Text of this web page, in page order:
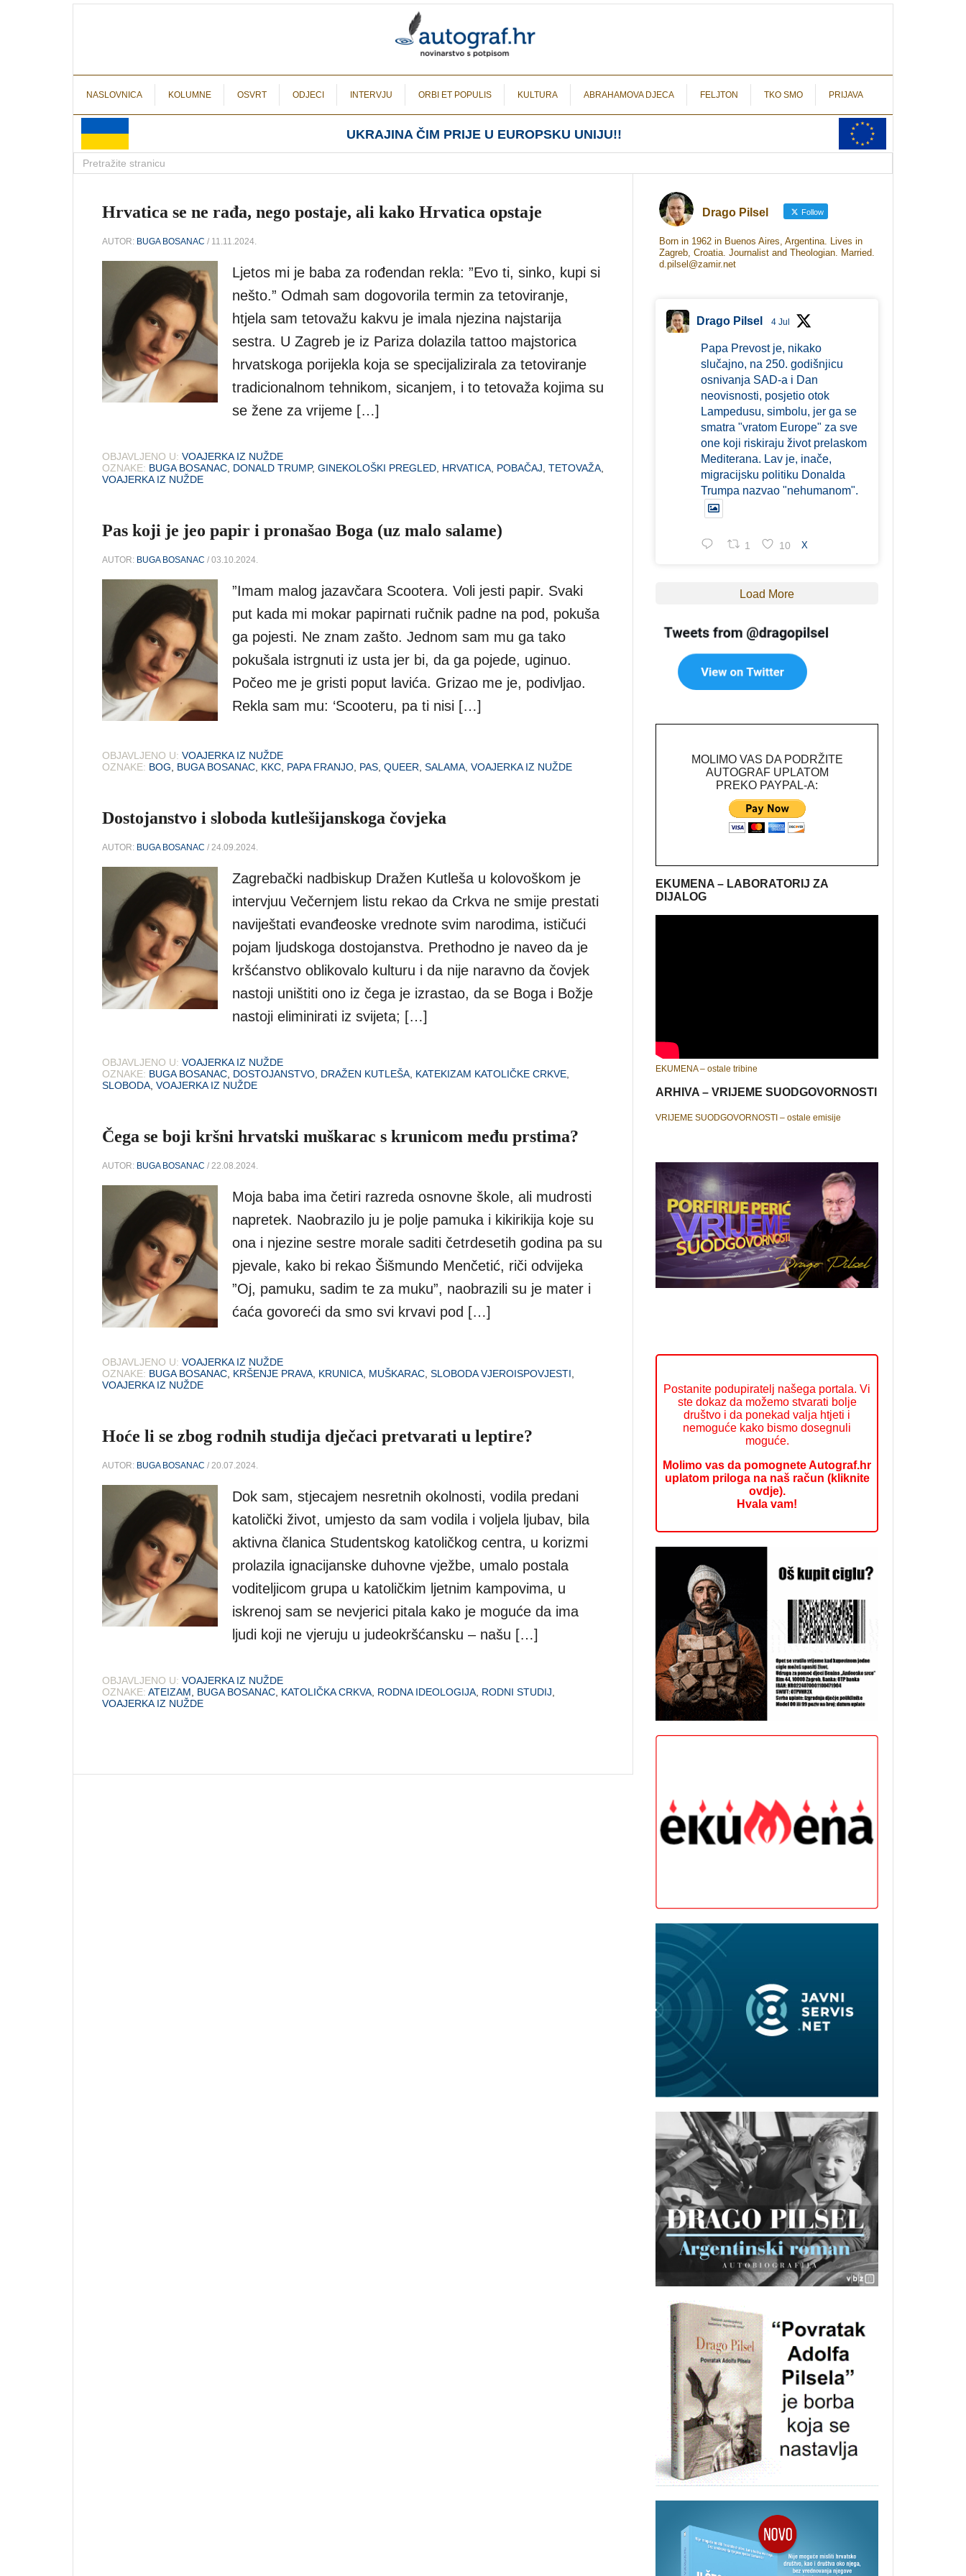
NASLOVNICA KOLUMNE OSVRT ODJECI INTERVJU ORBI ET POPULIS KULTURA ABRAHAMOVA DJECA FELJTON TKO SMO PRIJAVA
UKRAJINA ČIM PRIJE U EUROPSKU UNIJU!!
Hrvatica se ne rađa, nego postaje, ali kako Hrvatica opstaje
AUTOR: BUGA BOSANAC / 11.11.2024.
Ljetos mi je baba za rođendan rekla: ”Evo ti, sinko, kupi si
nešto.” Odmah sam dogovorila termin za tetoviranje,
htjela sam tetovažu kakvu je imala njezina najstarija
sestra. U Zagreb je iz Pariza dolazila tattoo majstorica
hrvatskoga porijekla koja se specijalizirala za tetoviranje
tradicionalnom tehnikom, sicanjem, i to tetovaža kojima su
se žene za vrijeme […]
OBJAVLJENO U: VOAJERKA IZ NUŽDE
OZNAKE: BUGA BOSANAC DONALD TRUMP, GINEKOLOŠKI PREGLED HRVATICA POBAČAJ TETOVAŽA
VOAJERKA IZ NUŽDE
Pas koji je jeo papir i pronašao Boga (uz malo salame)
AUTOR: BUGA BOSANAC / 03.10.2024.
”Imam malog jazavčara Scootera. Voli jesti papir. Svaki
put kada mi mokar papirnati ručnik padne na pod, pokuša
ga pojesti. Ne znam zašto. Jednom sam mu ga tako
pokušala istrgnuti iz usta jer bi, da ga pojede, uginuo.
Počeo me je gristi poput lavića. Grizao me je, podivljao.
Rekla sam mu: ‘Scooteru, pa ti nisi […]
OBJAVLJENO U: VOAJERKA IZ NUŽDE
OZNAKE: BOG, BUGA BOSANAC, KKC, PAPA FRANJO, PAS, QUEER, SALAMA, VOAJERKA IZ NUŽDE
Dostojanstvo i sloboda kutlešijanskoga čovjeka
AUTOR: BUGA BOSANAC / 24.09.2024.
Zagrebački nadbiskup Dražen Kutleša u kolovoškom je
intervjuu Večernjem listu rekao da Crkva ne smije prestati
naviještati evanđeoske vrednote svim narodima, ističući
pojam ljudskoga dostojanstva. Prethodno je naveo da je
kršćanstvo oblikovalo kulturu i da nije naravno da čovjek
nastoji uništiti ono iz čega je izrastao, da se Boga i Božje
nastoji eliminirati iz svijeta; […]
OBJAVLJENO U: VOAJERKA IZ NUŽDE
OZNAKE: BUGA BOSANAC, DOSTOJANSTVO, DRAŽEN KUTLEŠA, KATEKIZAM KATOLIČKE CRKVE,
SLOBODA, VOAJERKA IZ NUŽDE
Čega se boji kršni hrvatski muškarac s krunicom među prstima?
AUTOR: BUGA BOSANAC / 22.08.2024.
Moja baba ima četiri razreda osnovne škole, ali mudrosti
napretek. Naobrazilo ju je polje pamuka i kikirikija koje su
ona i njezine sestre morale saditi četrdesetih godina pa su
pjevale, kako bi rekao Šišmundo Menčetić, riči odvijeka
”Oj, pamuku, sadim te za muku”, naobrazili su je mater i
ćaća govoreći da smo svi krvavi pod […]
OBJAVLJENO U: VOAJERKA IZ NUŽDE
OZNAKE: BUGA BOSANAC KRŠENJE PRAVA KRUNICA MUŠKARAC SLOBODA VJEROISPOVJESTI
VOAJERKA IZ NUŽDE
Hoće li se zbog rodnih studija dječaci pretvarati u leptire?
AUTOR: BUGA BOSANAC / 20.07.2024.
Dok sam, stjecajem nesretnih okolnosti, vodila predani
katolički život, umjesto da sam vodila i voljela ljubav, bila
aktivna članica Studentskog katoličkog centra, u korizmi
prolazila ignacijanske duhovne vježbe, umalo postala
voditeljicom grupa u katoličkim ljetnim kampovima, u
iskrenoj sam se nevjerici pitala kako je moguće da ima
ljudi koji ne vjeruju u judeokršćansku – našu […]
OBJAVLJENO U: VOAJERKA IZ NUŽDE
OZNAKE: ATEIZAM BUGA BOSANAC KATOLIČKA CRKVA RODNA IDEOLOGIJA RODNI STUDIJ
VOAJERKA IZ NUŽDE
Drago Pilsel Follow
Born in 1962 in Buenos Aires, Argentina. Lives in
Zagreb, Croatia. Journalist and Theologian. Married.
d.pilsel@zamir.net
Drago Pilsel 4 Jul
Papa Prevost je, nikako
slučajno, na 250. godišnjicu
osnivanja SAD-a i Dan
neovisnosti, posjetio otok
Lampedusu, simbolu, jer ga se
smatra "vratom Europe" za sve
one koji riskiraju život prelaskom
Mediterana. Lav je, inače,
migracijsku politiku Donalda
Trumpa nazvao "nehumanom".
1 10 X
Load More
MOLIMO VAS DA PODRŽITE
AUTOGRAF UPLATOM
PREKO PAYPAL-A:
EKUMENA – LABORATORIJ ZA
DIJALOG
EKUMENA – ostale tribine
ARHIVA – VRIJEME SUODGOVORNOSTI
VRIJEME SUODGOVORNOSTI – ostale emisije
Postanite podupiratelj našega portala. Vi
ste dokaz da možemo stvarati bolje
društvo i da ponekad valja htjeti i
nemoguće kako bismo dosegnuli
moguće.
Molimo vas da pomognete Autograf.hr
uplatom priloga na naš račun (kliknite
ovdje).
Hvala vam!